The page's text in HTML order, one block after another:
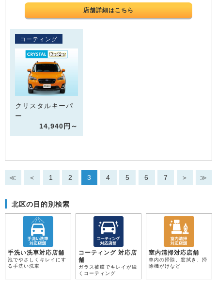
店舗詳細はこちら
コーティング
クリスタルキーパ
ー
14,940円～
≪ ＜ 1 2 3 4 5 6 7 ＞ ≫
北区の目的別検索
手洗い洗車対応店舗
泡でやさしくキレイにす
る手洗い洗車
コーティング 対応店
舗
ガラス被膜でキレイが続
くコーティング
室内清掃対応店舗
車内の掃除、窓拭き、掃
除機がけなど